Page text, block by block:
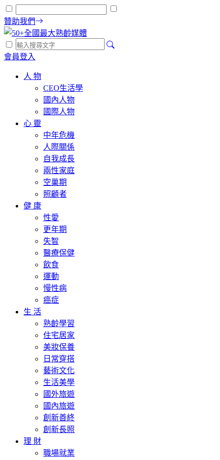
贊助我們
會員登入
人 物
CEO生活學
國內人物
國際人物
心 靈
中年危機
人際關係
自我成長
兩性家庭
空巢期
照顧者
健 康
性愛
更年期
失智
醫療保健
飲食
運動
慢性病
癌症
生 活
熟齡學習
住宅居家
美妝保養
日常穿搭
藝術文化
生活美學
國外旅遊
國內旅遊
創新善終
創新長照
理 財
職場就業